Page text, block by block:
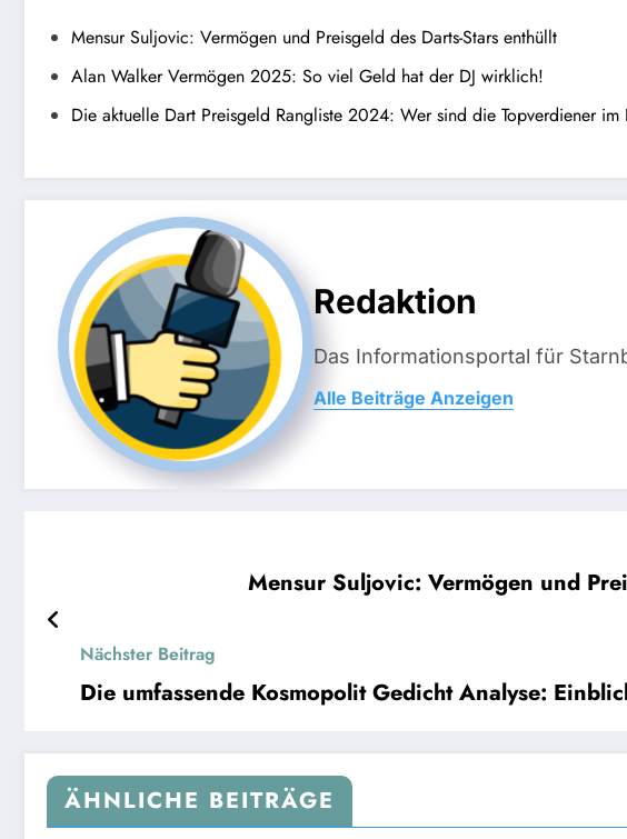
Mensur Suljovic: Vermögen und Preisgeld des Darts-Stars enthüllt
Alan Walker Vermögen 2025: So viel Geld hat der DJ wirklich!
Die aktuelle Dart Preisgeld Rangliste 2024: Wer sind die Topverdiener im
Redaktion
Das Informationsportal für
Alle Beiträge Anzeigen
Mensur Suljovic: Vermögen und
Nächster Beitrag
Die umfassende Kosmopolit Gedicht Analyse:
ÄHNLICHE BEITRÄGE